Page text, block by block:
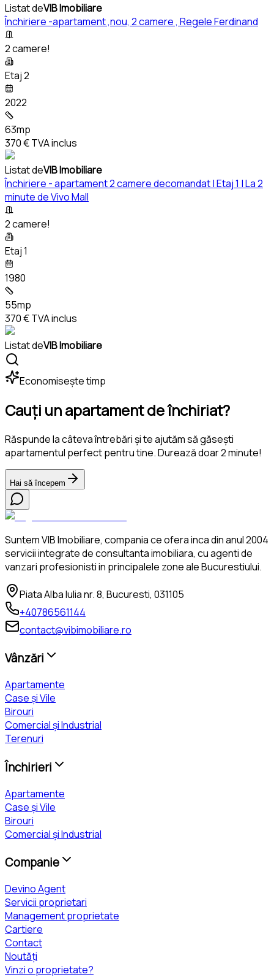
Listat deVIB Imobiliare
Închiriere -apartament ,nou, 2 camere , Regele Ferdinand
2 camere!
Etaj 2
2022
63mp
370 €TVA inclus
Listat deVIB Imobiliare
Închiriere - apartament 2 camere decomandat | Etaj 1 | La 2
minute de Vivo Mall
2 camere!
Etaj 1
1980
55mp
370 €TVA inclus
Listat deVIB Imobiliare
Economisește timp
Cauți un apartament de închiriat?
Răspunde la câteva întrebări și te ajutăm să găsești
apartamentul perfect pentru tine. Durează doar 2 minute!
Hai să începem
Suntem VIB Imobiliare, compania ce ofera inca din anul 2004
servicii integrate de consultanta imobiliara, cu agenti de
vanzari profesionisti in principalele zone ale Bucurestiului.
Piata Alba Iulia nr. 8, Bucuresti, 031105
+40786561144
contact@vibimobiliare.ro
Vânzări
Apartamente
Case și Vile
Birouri
Comercial și Industrial
Terenuri
Închirieri
Apartamente
Case și Vile
Birouri
Comercial și Industrial
Companie
Devino Agent
Servicii proprietari
Management proprietate
Cartiere
Contact
Noutăți
Vinzi o proprietate?